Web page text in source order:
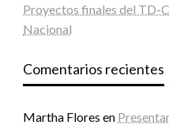
Proyectos finales del TD-
Nacional
Comentarios recientes
Martha Flores en